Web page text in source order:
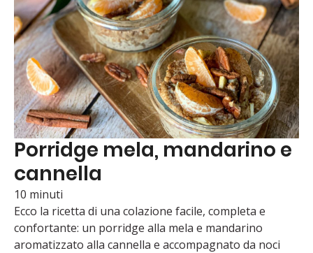
Porridge mela, mandarino e
cannella
10 minuti
Ecco la ricetta di una colazione facile, completa e
confortante: un porridge alla mela e mandarino
aromatizzato alla cannella e accompagnato da noci